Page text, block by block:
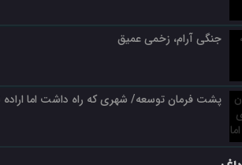
جنگی آرام، زخمی عمیق
پشت فرمان توسعه/ شهری که راه داشت اما اراده